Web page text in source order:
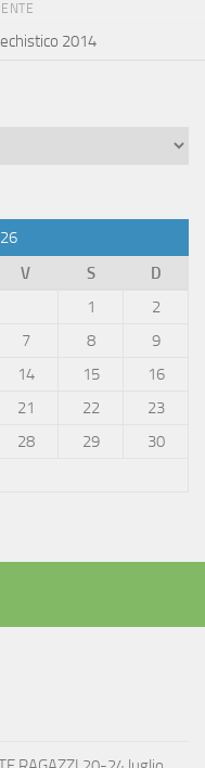
2014
V S
D
1
2
7 8
9
14 15
16
21 22
23
28 29
30